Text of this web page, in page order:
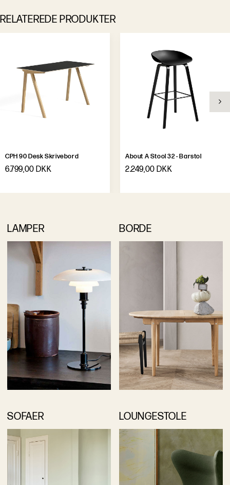
RELATEREDE PRODUKTER
CPH 90 Desk Skrivebord
6.799,00 DKK
About A Stool 32 - Barstol
2.249,00 DKK
LAMPER BORDE
SOFAER LOUNGESTOLE